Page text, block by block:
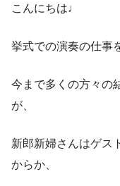
こんにちは♩
挙式での演奏の仕事
今まで多くの方々の
が、
新郎新婦さんはゲス
からか、